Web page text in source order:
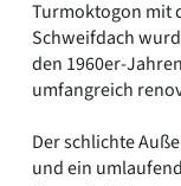
Turmoktogon mit
Schweifdach
den 1960er-
umfangreich
Der schlichte
und ein